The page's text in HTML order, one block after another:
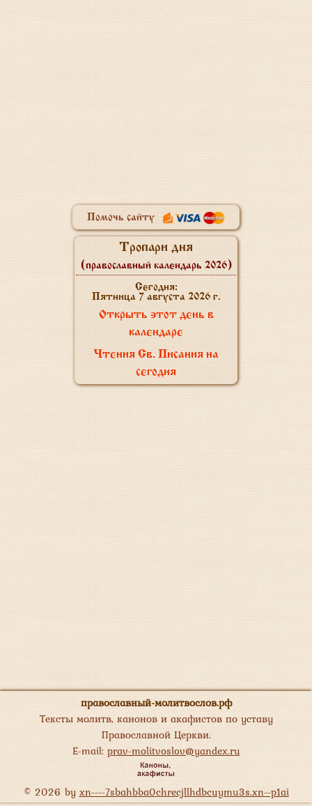
Помочь сайту
Тропари дня
(православный календарь 2026)
Сегодня:
Пятница 7 августа 2026 г.
Открыть этот день в
календаре
Чтения Св. Писания на
сегодня
православный-молитвослов.рф
Тексты молитв, канонов и акафистов по уставу
Православной Церкви.
E-mail:prav-molitvoslov@yandex.ru
© 2026 byxn----7sbahbba0chrecjllhdbcuymu3s.xn--p1ai